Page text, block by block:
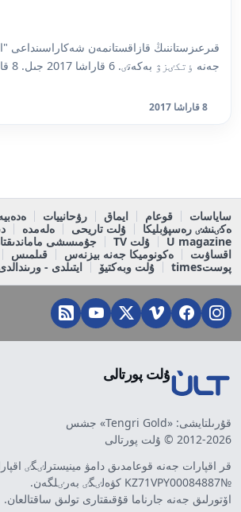
قىرعىزستاننىڭ قازاقستانمەن
جەنە ٶتكٸزۋ بەكەتٸ. 6 قاراشا 2017 جىل. 8 قاراشا ك...
8 قاراشا 2017
ساياسات قوعام ايماق رۋحانييات
ەكٸنشٸ رەسپۋبليكا
ۇلت تاريحى ەلەمدە
U magazine
ۇلت TV
جۇمىسشى
اقساۋىت
ەكونوميكا جەنە بيزنەس قىلمىس
پوستtimes
ۇلت وبەكتيۆ ايتىلدى -
ۇلت پورتالى
قۇرىلتايشى: «Tengri Gold» جشس
2012-2026 © ۇلت پورتالى
قر اقپارات جەنە قوعامدىق دامۋ مينيسترلٸگٸ
№KZ71VPY00084887 كۋەلٸگٸ بەرٸلگەن.
اۆتورلىق جەنە جارناما قۇقىقتارى تولىق ساقتالعان.